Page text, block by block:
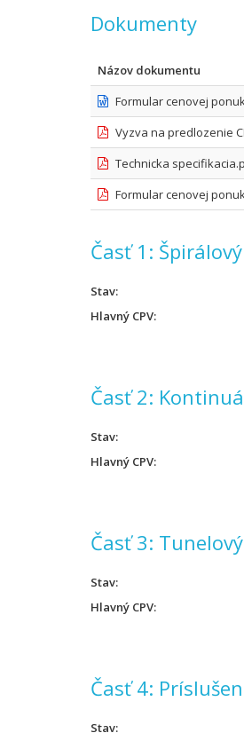
Dokumenty
Názov dokumentu
Formular cenovej
Vyzva na predlozenie
Technicka
Formular cenovej
Časť 1:
Stav
Hlavný CPV
Časť 2:
Stav
Hlavný CPV
Časť 3:
Stav
Hlavný CPV
Časť 4:
Stav